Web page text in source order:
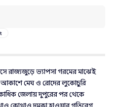
রাজ্যজুড়ে ভ্যাপসা গরমের মাঝেই
আকাশে মেঘ ও রোদের লুকোচুরি
জেলায় দুপুরের পর থেকে